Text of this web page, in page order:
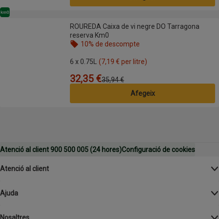
ROUREDA Caixa de vi negre DO Tarragona reserva Km0
Km0
ROUREDA Caixa de vi negre DO Tarragona
reserva Km0
10% de descompte
6 x 0.75L (7,19 € per litre)
Preu
32,35 €
Preu anterior35,94 €
Afegeix
Atenció al client 900 500 005 (24 hores)Configuració de cookies
Atenció al client
Ajuda